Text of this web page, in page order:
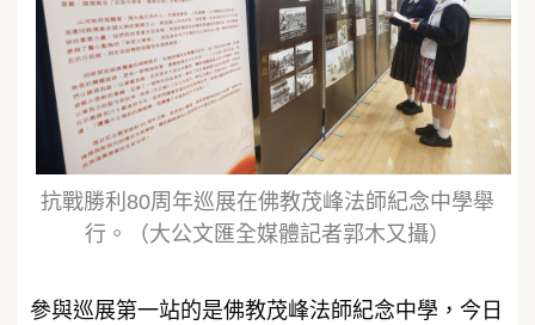
抗戰勝利80周年巡展在佛教茂峰法師紀念中學舉
行。（大公文匯全媒體記者郭木又攝）
參與巡展第一站的是佛教茂峰法師紀念中學，今日